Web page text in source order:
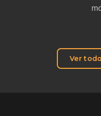
Ver